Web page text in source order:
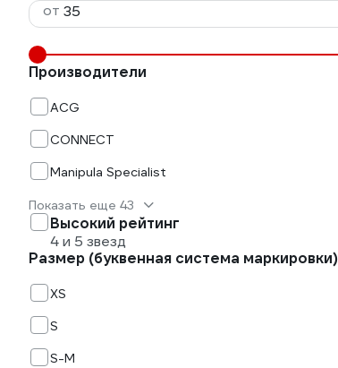
от
Производители
ACG
CONNECT
Manipula Specialist
Показать еще 43
Высокий рейтинг
4 и 5 звезд
Размер (буквенная система маркировки)
XS
S
S-M